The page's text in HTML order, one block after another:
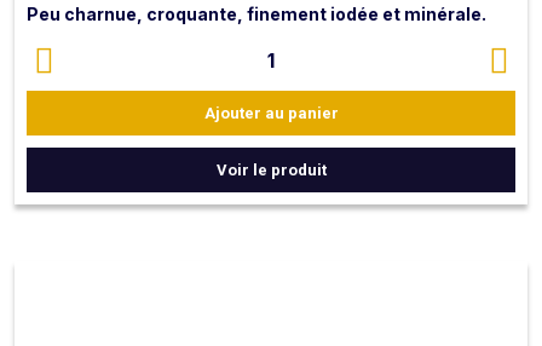
Peu charnue, croquante, finement iodée et minérale.
Riche en eau et équilibrée en saveur, elle est affinée
dans les claires du bassin de Marennes Oléron.
NB : les huîtres sont livrées ouvertes avec citron et
1
Ajouter au panier
Voir le produit